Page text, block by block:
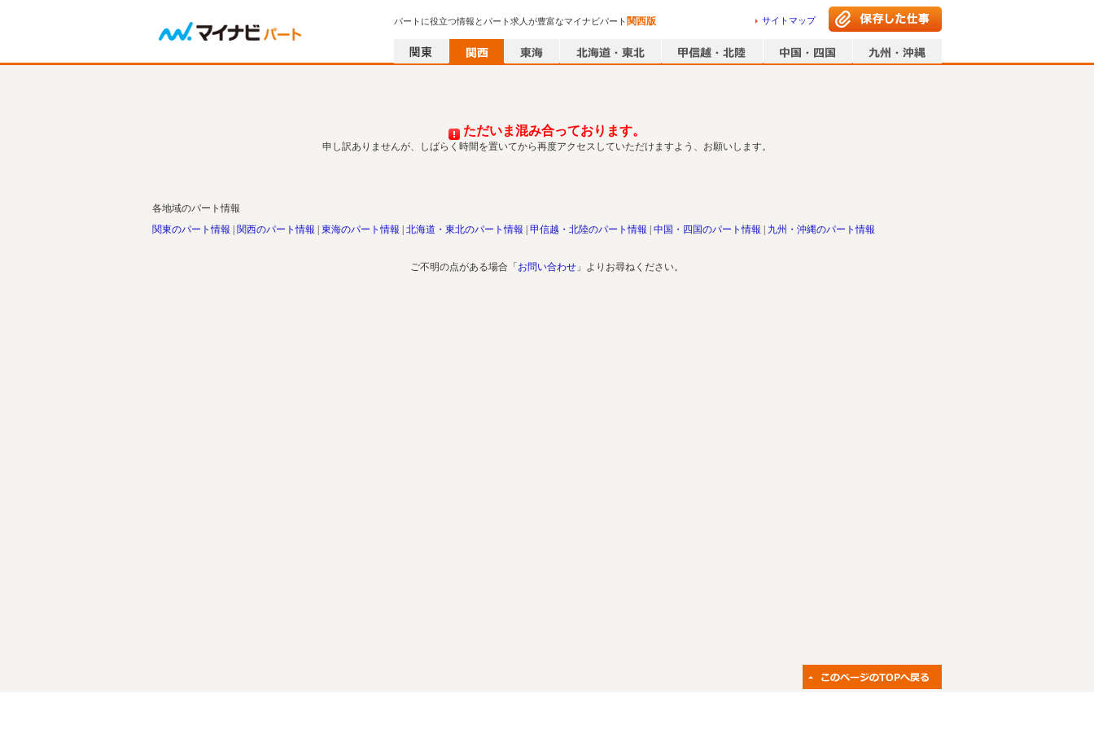
パートに役立つ情報とパート求人が豊富なマイナビパート 関西版 サイトマップ
ただいま混み合っております。
申し訳ありませんが、しばらく時間を置いてから再度アクセスしていただけますよう、お願いします。
各地域のパート情報
関東のパート情報
関西のパート情報 東海のパート情報 北海道・東北のパート情報 甲信越・北陸のパート情報 中国・四国のパート情報 九州・沖縄のパート情報
ご不明の点がある場合「 お問い合わせ 」よりお尋ねください。